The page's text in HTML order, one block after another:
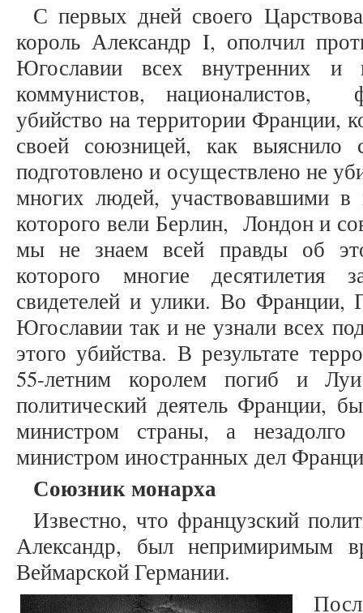
С первых дней своего
король Александр I, ополчил
Югославии всех внутренних и
коммунистов, националистов,
убийство на территории Франции,
своей союзницей, как выяснило
подготовлено и осуществлено не
многих людей, участвовавшими в
которого вели Берлин, Лондон и
мы не знаем всей правды об
которого многие десятилетия
свидетелей и улики. Во Франции,
Югославии так и не узнали всех
этого убийства. В результате
55-летним королем погиб и
политический деятель Франции,
министром страны, а незадолго
министром иностранных дел
Союзник монарха
Известно, что французский
Александр, был непримиримым
Веймарской Германии.